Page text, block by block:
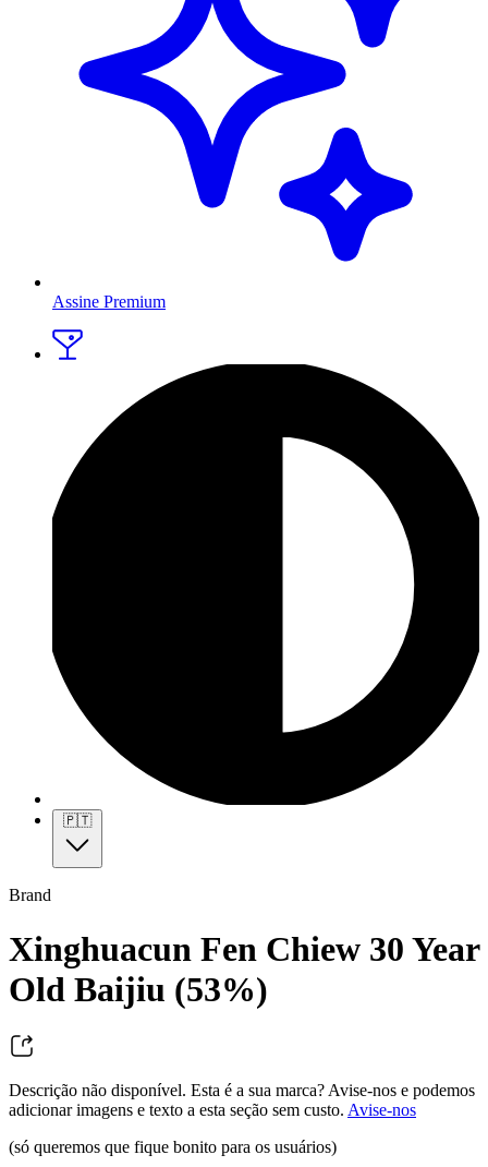
Assine Premium
🇵🇹
Brand
Xinghuacun Fen Chiew 30 Year
Old Baijiu (53%)
Descrição não disponível. Esta é a sua marca? Avise-nos e podemos
adicionar imagens e texto a esta seção sem custo. Avise-nos
(só queremos que fique bonito para os usuários)